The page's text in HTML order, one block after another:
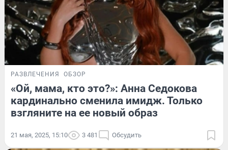
РАЗВЛЕЧЕНИЯ ОБЗОР
«Ой, мама, кто это?»: Анна Седокова
кардинально сменила имидж. Только
взгляните на ее новый образ
21 мая, 2025, 15:10 3 481 Обсудить